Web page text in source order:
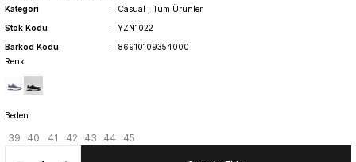
Kategori Casual
Tüm Ürünler
Stok Kodu
YZN1022
Barkod Kodu
86910109354000
Renk
Beden
39 40 41 42 43 44 45